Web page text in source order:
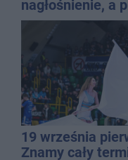
nagłośnienie, a
QEMETICA
19 września
Znamy cały